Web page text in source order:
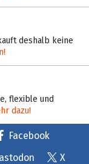
deshalb keine
flexible und
dazu!
Facebook
X